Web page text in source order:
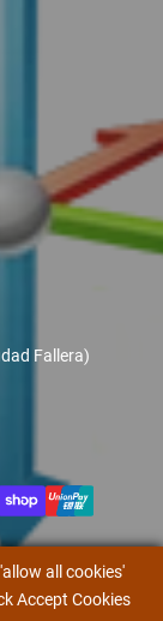
Fallera)
all cookies'
Accept Cookies